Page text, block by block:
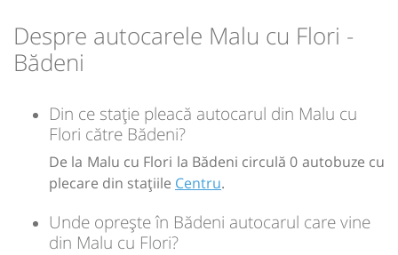
-
Despre autocarele Malu cu Flori -
Bădeni
Din ce stație pleacă autocarul din Malu cu
Flori către Bădeni?
De la Malu cu Flori la Bădeni circulă 0 autobuze cu
plecare din stațiile Centru.
Unde oprește în Bădeni autocarul care vine
din Malu cu Flori?